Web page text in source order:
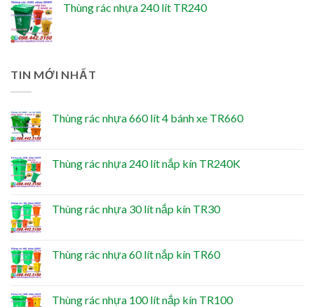
Thùng rác nhựa 240 lít TR240
TIN MỚI NHẤT
Thùng rác nhựa 660 lít 4 bánh xe TR660
Thùng rác nhựa 240 lít nắp kín TR240K
Thùng rác nhựa 30 lít nắp kín TR30
Thùng rác nhựa 60 lít nắp kín TR60
Thùng rác nhựa 100 lít nắp kín TR100